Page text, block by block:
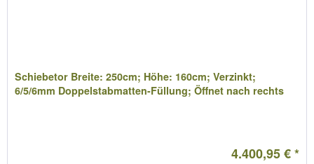
Schiebetor Breite: 250cm; Höhe: 160cm; Verzinkt;
6/5/6mm Doppelstabmatten-Füllung; Öffnet nach rechts
4.400,95 € *